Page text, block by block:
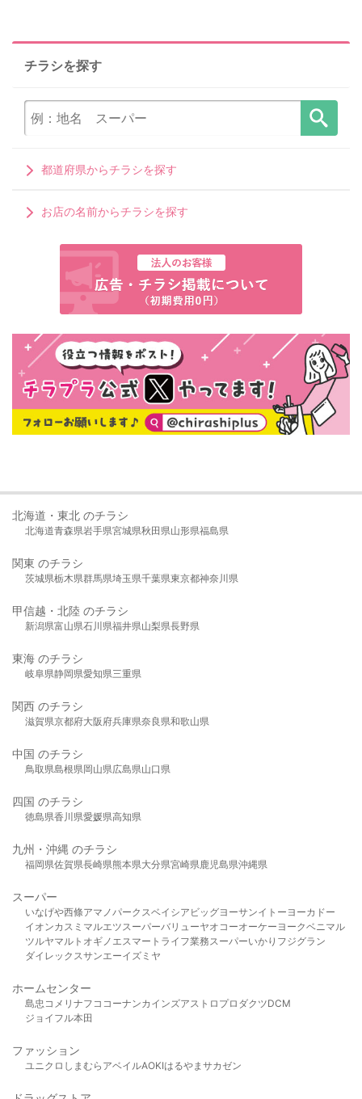
チラシを探す
都道府県からチラシを探す
お店の名前からチラシを探す
北海道・東北 のチラシ
北海道青森県岩手県宮城県秋田県山形県福島県
関東 のチラシ
茨城県栃木県群馬県埼玉県千葉県東京都神奈川県
甲信越・北陸 のチラシ
新潟県富山県石川県福井県山梨県長野県
東海 のチラシ
岐阜県静岡県愛知県三重県
関西 のチラシ
滋賀県京都府大阪府兵庫県奈良県和歌山県
中国 のチラシ
鳥取県島根県岡山県広島県山口県
四国 のチラシ
徳島県香川県愛媛県高知県
九州・沖縄 のチラシ
福岡県佐賀県長崎県熊本県大分県宮崎県鹿児島県沖縄県
スーパー
いなげや西條アマノパークスベイシア ビッグヨーサンイトーヨーカドー
イオンカスミ マルエツスーパーバリューヤオコーオーケー ヨークベニマル
ツルヤマルト オギノ エスマート ライフ業務スーパーいかり フジグラン
ダイレックスサンエーイズミヤ
ホームセンター
島忠 コメリ ナフコ コーナンカインズアストロプロダクツDCM
ジョイフル本田
ファッション
ユニクロ しまむら アベイルAOKIはるやま サカゼン